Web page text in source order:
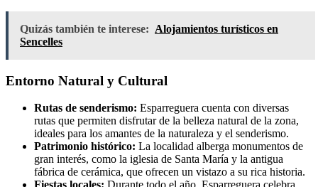
Quizás también te interese: Alojamientos turísticos en
Sencelles
Entorno Natural y Cultural
Rutas de senderismo: Esparreguera cuenta con diversas
rutas que permiten disfrutar de la belleza natural de la zona,
ideales para los amantes de la naturaleza y el senderismo.
Patrimonio histórico: La localidad alberga monumentos de
gran interés, como la iglesia de Santa María y la antigua
fábrica de cerámica, que ofrecen un vistazo a su rica historia.